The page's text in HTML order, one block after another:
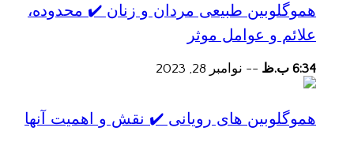
هموگلوبین طبیعی مردان و زنان ✔️ محدوده،
علائم و عوامل موثر
6:34 ب.ظ -- نوامبر 28, 2023
هموگلوبین های رویانی ✔️ نقش و اهمیت آنها